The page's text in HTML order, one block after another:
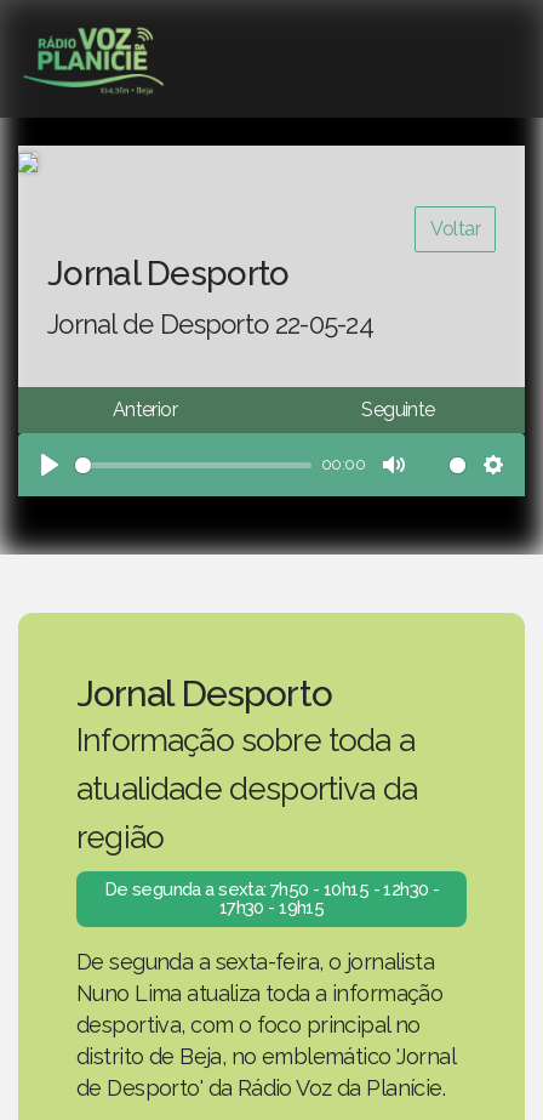
Voltar
Jornal Desporto
Jornal de Desporto 22-05-24
Anterior Seguinte
Play
00:00
Mute
Jornal Desporto
Informação sobre toda a
atualidade desportiva da
região
De segunda a sexta: 7h50 - 10h15 - 12h30 -
17h30 - 19h15
De segunda a sexta-feira, o jornalista
Nuno Lima atualiza toda a informação
desportiva, com o foco principal no
distrito de Beja, no emblemático 'Jornal
de Desporto' da Rádio Voz da Planície.